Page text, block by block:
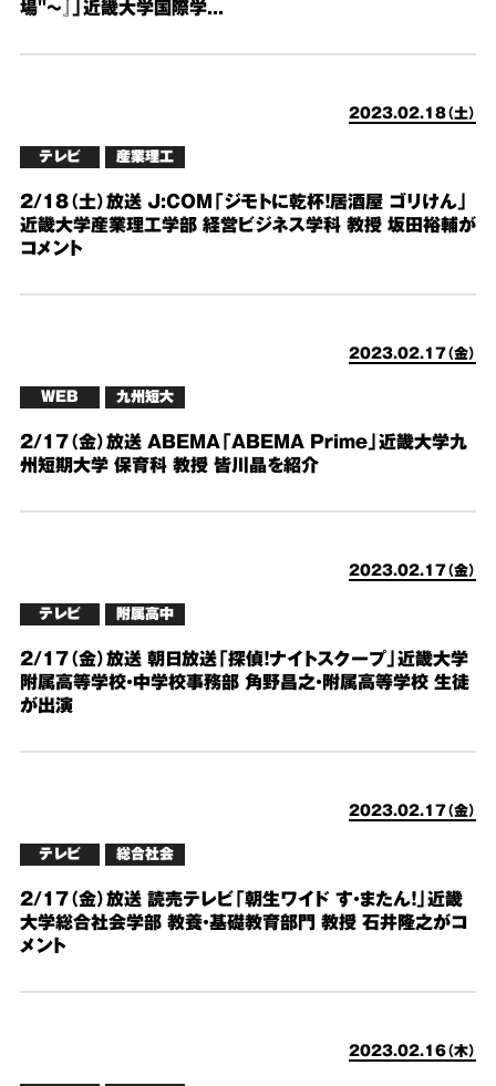
場"〜』」近畿大学国際学...
2023.02.18（土）
テレビ 産業理工
2/18（土）放送 J:COM「ジモトに乾杯！居酒屋 ゴリけん」
近畿大学産業理工学部 経営ビジネス学科 教授 坂田裕輔が
コメント
2023.02.17（金）
WEB 九州短大
2/17（金）放送 ABEMA「ABEMA Prime」近畿大学九
州短期大学 保育科 教授 皆川晶を紹介
2023.02.17（金）
テレビ 附属高中
2/17（金）放送 朝日放送「探偵！ナイトスクープ」近畿大学
附属高等学校・中学校事務部 角野昌之・附属高等学校 生徒
が出演
2023.02.17（金）
テレビ 総合社会
2/17（金）放送 読売テレビ「朝生ワイド す・またん！」近畿
大学総合社会学部 教養・基礎教育部門 教授 石井隆之がコ
メント
2023.02.16（木）